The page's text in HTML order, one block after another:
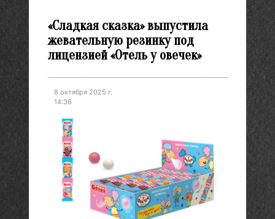
«Сладкая сказка» выпустила
жевательную резинку под
лицензией «Отель у овечек»
8 октября 2025 г.
14:36